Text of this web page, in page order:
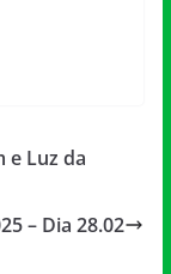
e Luz da
– Dia 28.02